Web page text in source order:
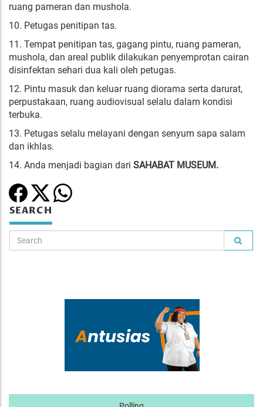
ruang pameran dan mushola.
10. Petugas penitipan tas.
11. Tempat penitipan tas, gagang pintu, ruang pameran,
mushola, dan areal publik dilakukan penyemprotan cairan
disinfektan sehari dua kali oleh petugas.
12. Pintu masuk dan keluar ruang diorama serta darurat,
perpustakaan, ruang audiovisual selalu dalam kondisi
terbuka.
13. Petugas selalu melayani dengan senyum sapa salam
dan ikhlas.
14. Anda menjadi bagian dari SAHABAT MUSEUM.
SEARCH